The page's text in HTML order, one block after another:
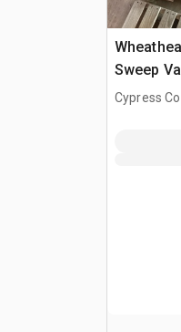
Sweep
grano
Cypress